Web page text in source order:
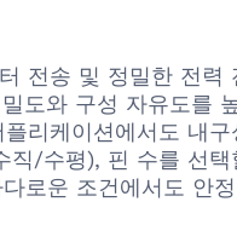
전송 및 정밀한 전력
도와 구성 자유도를
리케이션에서도 내
직/수평), 핀 수를 선
로운 조건에서도 안